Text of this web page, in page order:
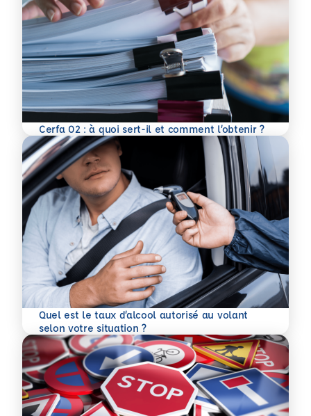
Cerfa 02 : à quoi sert-il et comment l’obtenir ?
En savoir plus
Quel est le taux d’alcool autorisé au volant
selon votre situation ?
En savoir plus